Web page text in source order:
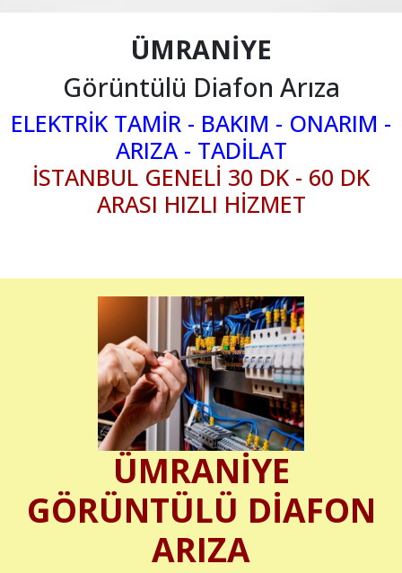
ÜMRANİYE
Görüntülü Diafon Arıza
ELEKTRİK TAMİR - BAKIM - ONARIM -
ARIZA - TADİLAT
İSTANBUL GENELİ 30 DK - 60 DK
ARASI HIZLI HİZMET
ÜMRANİYE
GÖRÜNTÜLÜ DİAFON
ARIZA